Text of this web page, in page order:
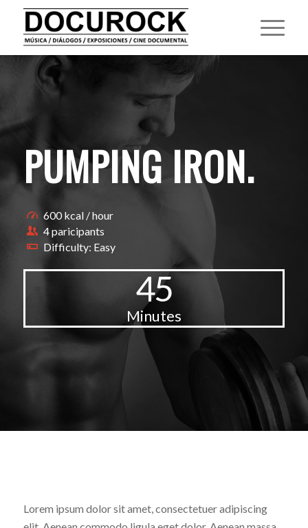
PUMPING IRON.
600 kcal / hour
4 paricipants
Difficulty: Easy
45
Minutes
Lorem ipsum dolor sit amet, consectetuer adipiscing